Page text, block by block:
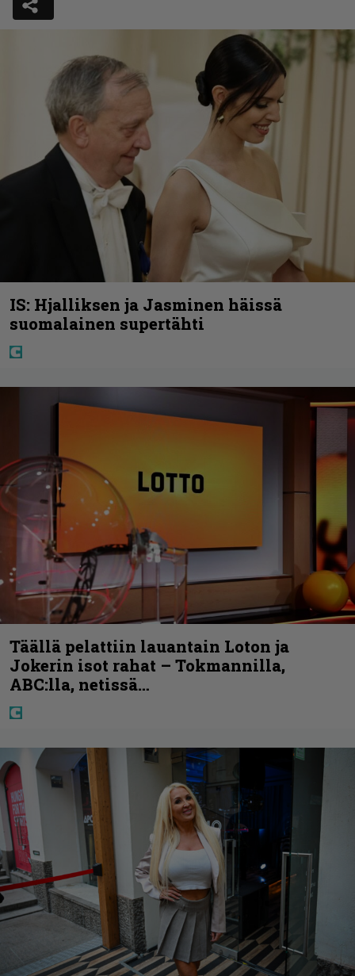
IS: Hjalliksen ja Jasminen häissä
suomalainen supertähti
Täällä pelattiin lauantain Loton ja
Jokerin isot rahat – Tokmannilla,
ABC:lla, netissä…